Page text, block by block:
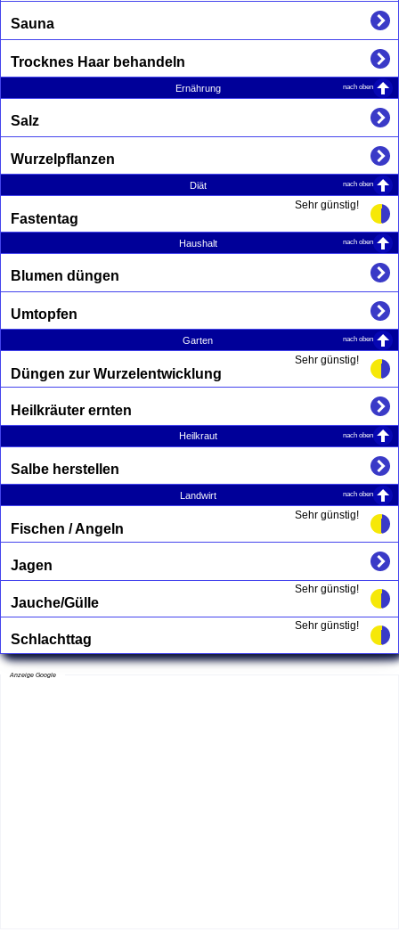
Sauna
Trocknes Haar behandeln
Ernährung nach oben
Salz
Wurzelpflanzen
Diät nach oben
Sehr günstig!
Fastentag
Haushalt nach oben
Blumen düngen
Umtopfen
Garten nach oben
Sehr günstig!
Düngen zur Wurzelentwicklung
Heilkräuter ernten
Heilkraut nach oben
Salbe herstellen
Landwirt nach oben
Sehr günstig!
Fischen / Angeln
Jagen
Sehr günstig!
Jauche/Gülle
Sehr günstig!
Schlachttag
Anzeige Google